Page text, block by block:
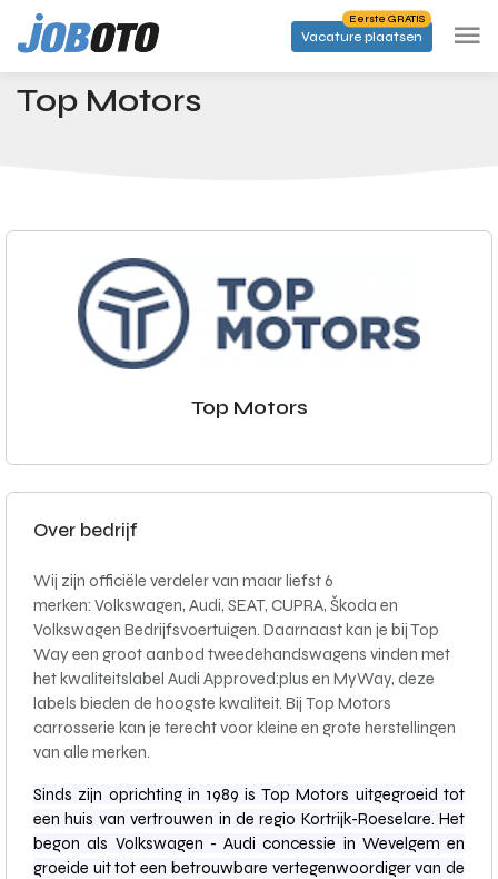
Skip to main content
Vacature plaatsen
Eerste GRATIS
Startpagina Bedrijven Top Motors
Top Motors
Top Motors
Over bedrijf
Wij zijn officiële verdeler van maar liefst 6
merken: Volkswagen, Audi, SEAT, CUPRA, Škoda en
Volkswagen Bedrijfsvoertuigen. Daarnaast kan je bij Top
Way een groot aanbod tweedehandswagens vinden met
het kwaliteitslabel Audi Approved:plus en MyWay, deze
labels bieden de hoogste kwaliteit. Bij Top Motors
carrosserie kan je terecht voor kleine en grote herstellingen
van alle merken.
Sinds zijn oprichting in 1989 is Top Motors uitgegroeid tot
een huis van vertrouwen in de regio Kortrijk-Roeselare. Het
begon als Volkswagen - Audi concessie in Wevelgem en
groeide uit tot een betrouwbare vertegenwoordiger van de